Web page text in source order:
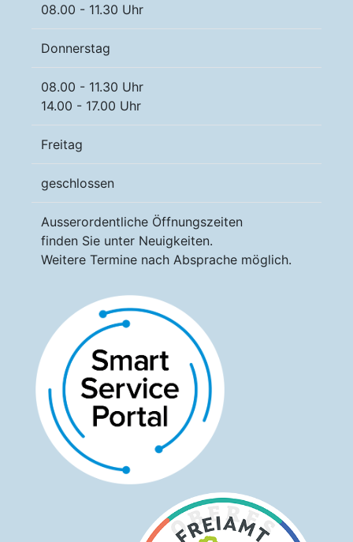
08.00 - 11.30 Uhr
Donnerstag
08.00 - 11.30 Uhr
14.00 - 17.00 Uhr
Freitag
geschlossen
Ausserordentliche Öffnungszeiten
finden Sie unter Neuigkeiten.
Weitere Termine nach Absprache möglich.